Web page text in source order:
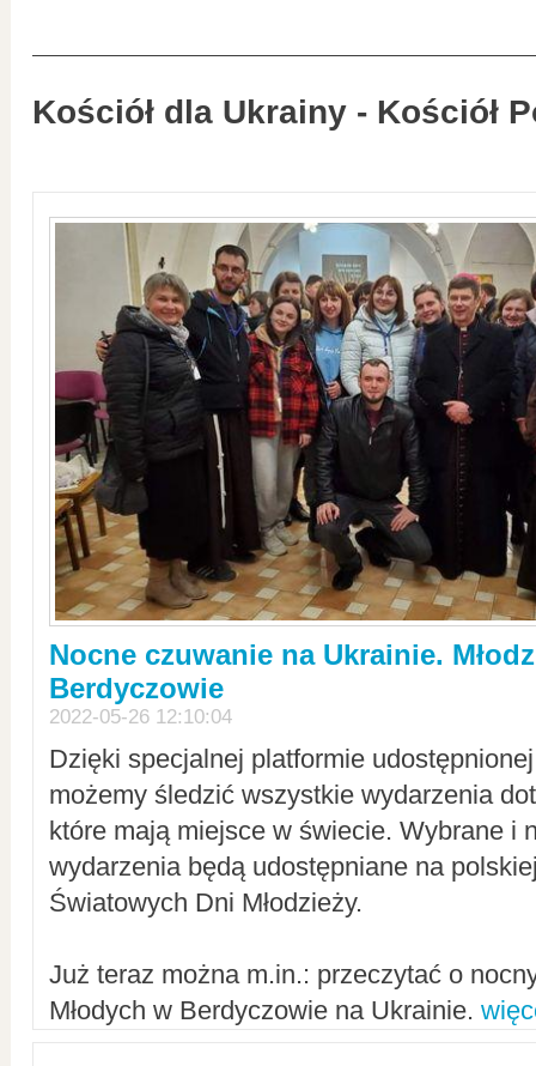
Kościół dla Ukrainy - Kościół
Nocne czuwanie na Ukrainie.
Berdyczowie
2022-05-26 12:10:04
Dzięki specjalnej platformie
możemy śledzić wszystkie wydarzenia
które mają miejsce w świecie. Wybrane i
wydarzenia będą udostępniane na
Światowych Dni Młodzieży.
Już teraz można m.in.: przeczytać o
Młodych w Berdyczowie na Ukrainie.